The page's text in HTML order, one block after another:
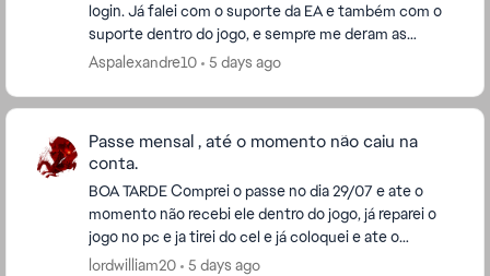
login. Já falei com o suporte da EA e também com o
suporte dentro do jogo, e sempre me deram as
mesmas respostas e soluções. Quando tento fazer o
Aspalexandre10 5 days ago
Passe mensal , até o momento não caiu na
conta.
BOA TARDE Comprei o passe no dia 29/07 e ate o
momento não recebi ele dentro do jogo, já reparei o
jogo no pc e ja tirei do cel e já coloquei e ate o
momento continuo sem o passe, o qual já foi d...
lordwilliam20 5 days ago